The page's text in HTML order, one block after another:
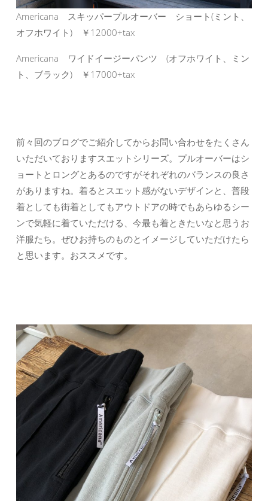
Americana スキッパープルオーバー ショート(ミント、
オフホワイト) ￥12000+tax
Americana ワイドイージーパンツ (オフホワイト、ミン
ト、ブラック) ￥17000+tax
前々回のブログでご紹介してからお問い合わせをたくさん
いただいておりますスエットシリーズ。プルオーバーはシ
ョートとロングとあるのですがそれぞれのバランスの良さ
がありますね。着るとスエット感がないデザインと、普段
着としても街着としてもアウトドアの時でもあらゆるシー
ンで気軽に着ていただける、今最も着ときたいなと思うお
洋服たち。ぜひお持ちのものとイメージしていただけたら
と思います。おススメです。